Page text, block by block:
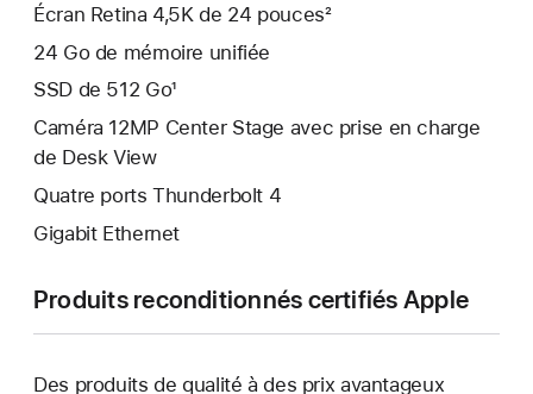
Écran Retina 4,5K de 24 pouces²
24 Go de mémoire unifiée
SSD de 512 Go¹
Caméra 12MP Center Stage avec prise en charge
de Desk View
Quatre ports Thunderbolt 4
Gigabit Ethernet
Produits reconditionnés certifiés Apple
Des produits de qualité à des prix avantageux